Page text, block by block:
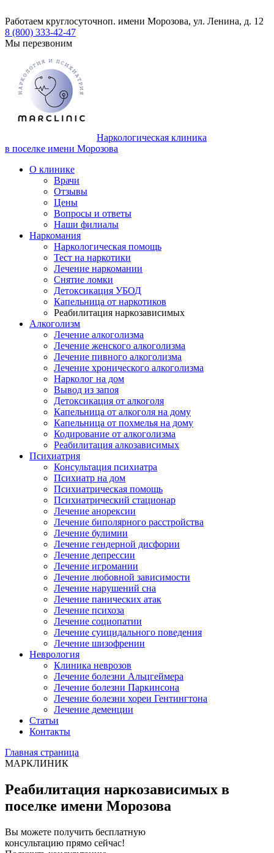
Работаем круглосуточноп. имени Морозова, ул. Ленина, д. 12
8 (800) 333-42-47
Мы перезвоним
Наркологическая клиника
в поселке имени Морозова
О клинике
Врачи
Отзывы
Цены
Вопросы и ответы
Наши филиалы
Наркомания
Наркологическая помощь
Тест на наркотики
Лечение наркомании
Снятие ломки
​​Детоксикация УБОД
Капельница от наркотиков
Реабилитация наркозависимых
Алкоголизм
Лечение алкоголизма
Лечение женского алкоголизма
Лечение пивного алкоголизма
Лечение хронического алкоголизма
Нарколог на дом
Вывод из запоя
Детоксикация от алкоголя
Капельница от алкоголя на дому
Капельница от похмелья на дому
Кодирование от алкоголизма
Реабилитация алкозависимых
Психиатрия
Консультация психиатра
Психиатр на дом
Психиатрическая помощь
Психиатрический стационар
Лечение анорексии
Лечение биполярного расстройства
Лечение булимии
Лечение гендерной дисфории
Лечение депрессии
Лечение игромании
Лечение любовной зависимости
Лечение нарушений сна
Лечение панических атак
Лечение психоза
Лечение социопатии
Лечение суицидального поведения
Лечение шизофрении
Неврология
Клиника неврозов
Лечение болезни Альцгеймера
Лечение болезни Паркинсона
Лечение болезни хореи Гентингтона
Лечение деменции
Статьи
Контакты
Главная страница
МАРКЛИНИК
Реабилитация наркозависимых в
поселке имени Морозова
Вы можете получить бесплатную
консультацию прямо сейчас!